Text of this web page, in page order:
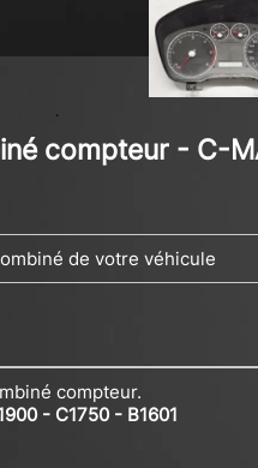
compteur - C-
de votre véhicule
compteur.
- C1750 - B1601